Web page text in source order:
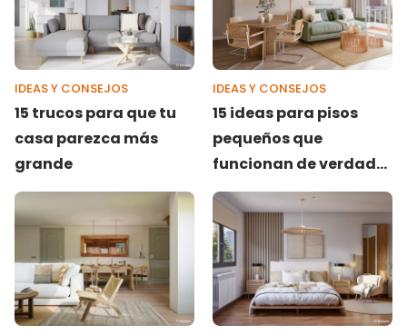
IDEAS Y CONSEJOS
15 trucos para que tu
casa parezca más
grande
IDEAS Y CONSEJOS
15 ideas para pisos
pequeños que
funcionan de verdad
(y se notan)